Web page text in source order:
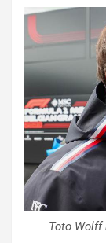
Toto Wolff
n
o
m
a
C
o
m
P
e
B
h